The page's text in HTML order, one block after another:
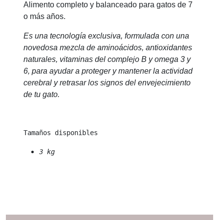
Alimento completo y balanceado para gatos de 7
o más años.
Es una tecnología exclusiva, formulada con una
novedosa mezcla de aminoácidos, antioxidantes
naturales, vitaminas del complejo B y omega 3 y
6, para ayudar a proteger y mantener la actividad
cerebral y retrasar los signos del envejecimiento
de tu gato.
3 kg